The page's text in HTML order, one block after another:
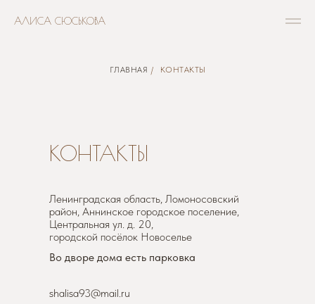
АЛИСА СЮСЬКОВА
ГЛАВНАЯ / КОНТАКТЫ
КОНТАКТЫ
Во дворе дома есть парковка
shalisa93@mail.ru
Ленинградская область, Ломоносовский
район, Аннинское городское поселение,
Центральная ул. д. 20,
городской посёлок Новоселье